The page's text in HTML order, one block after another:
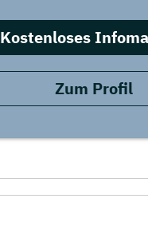
Kostenloses
Zum Profil